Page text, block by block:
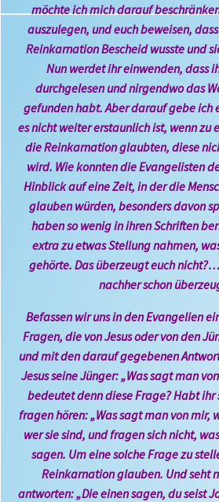
möchte ich mich darauf
auszulegen, und euch beweisen,
Reinkarnation Bescheid wusste und
Nun werdet ihr einwenden, dass
durchgelesen und nirgendwo das
gefunden habt. Aber darauf gebe ich
es nicht weiter erstaunlich ist, wenn zu
die Reinkarnation glaubten, diese
wird. Wie konnten die Evangelisten
Hinblick auf eine Zeit, in der die
glauben würden, besonders davon
haben so wenig in ihren Schriften
extra zu etwas Stellung nahmen,
gehörte. Das überzeugt euch
nachher schon
Befassen wir uns in den Evangelien
Fragen, die von Jesus oder von den
und mit den darauf gegebenen
Jesus seine Jünger: „Was sagt man
bedeutet denn diese Frage? Habt
fragen hören: „Was sagt man von mir,
wer sie sind, und fragen sich nicht,
sagen. Um eine solche Frage zu
Reinkarnation glauben. Und seht
antworten: „Die einen sagen, du seist